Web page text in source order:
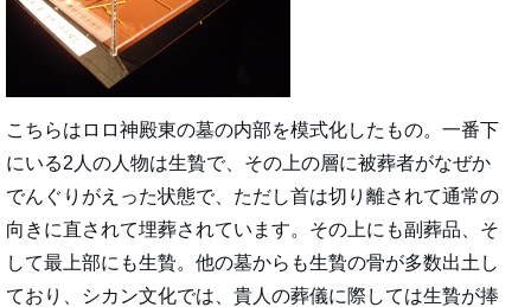
こちらはロロ神殿東の墓の内部を模式化したもの。一番下
にいる2人の人物は生贄で、その上の層に被葬者がなぜか
でんぐりがえった状態で、ただし首は切り離されて通常の
向きに直されて埋葬されています。その上にも副葬品、そ
して最上部にも生贄。他の墓からも生贄の骨が多数出土し
ており、シカン文化では、貴人の葬儀に際しては生贄が捧